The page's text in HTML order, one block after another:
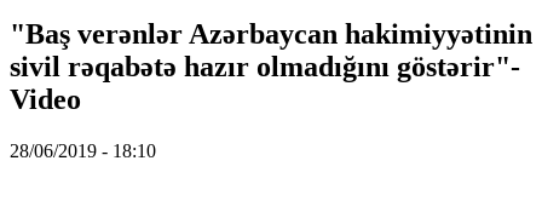
"Baş verənlər Azərbaycan hakimiyyətinin
sivil rəqabətə hazır olmadığını göstərir"-
Video
28/06/2019 - 18:10